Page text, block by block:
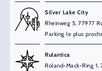
Silver Lake City
Rheinweg 5, 77977
Parking le plus
Rulantica
Roland-Mack-Ring